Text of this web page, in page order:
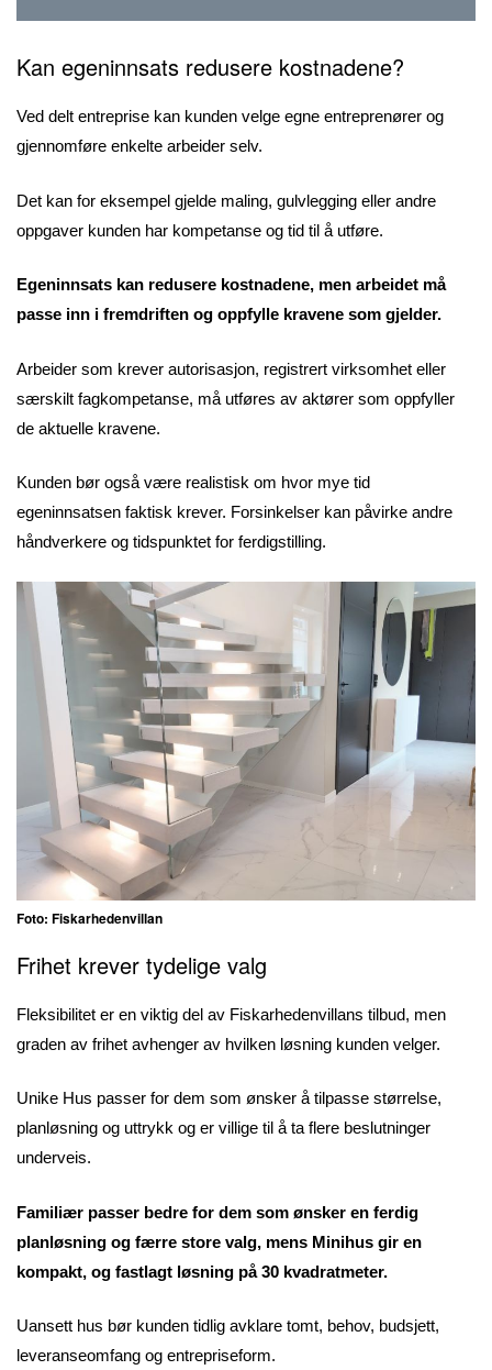
Kan egeninnsats redusere kostnadene?
Ved delt entreprise kan kunden velge egne entreprenører og
gjennomføre enkelte arbeider selv.
Det kan for eksempel gjelde maling, gulvlegging eller andre
oppgaver kunden har kompetanse og tid til å utføre.
Egeninnsats kan redusere kostnadene, men arbeidet må
passe inn i fremdriften og oppfylle kravene som gjelder.
Arbeider som krever autorisasjon, registrert virksomhet eller
særskilt fagkompetanse, må utføres av aktører som oppfyller
de aktuelle kravene.
Kunden bør også være realistisk om hvor mye tid
egeninnsatsen faktisk krever. Forsinkelser kan påvirke andre
håndverkere og tidspunktet for ferdigstilling.
Foto: Fiskarhedenvillan
Frihet krever tydelige valg
Fleksibilitet er en viktig del av Fiskarhedenvillans tilbud, men
graden av frihet avhenger av hvilken løsning kunden velger.
Unike Hus passer for dem som ønsker å tilpasse størrelse,
planløsning og uttrykk og er villige til å ta flere beslutninger
underveis.
Familiær passer bedre for dem som ønsker en ferdig
planløsning og færre store valg, mens Minihus gir en
kompakt, og fastlagt løsning på 30 kvadratmeter.
Uansett hus bør kunden tidlig avklare tomt, behov, budsjett,
leveranseomfang og entrepriseform.